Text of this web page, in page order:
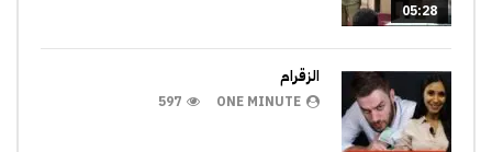
05:28
الزقرام
ONE MINUTE
597